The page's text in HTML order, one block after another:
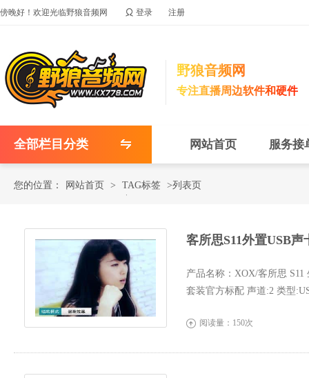
傍晚好！欢迎光临野狼音频网  登录 注册
野狼音频网
专注直播周边软件和硬件
全部栏目分类 网站首页 服务接
您的位置： 网站首页 > TAG标签 >列表页
客所思S11外置USB
产品名称：XOX/客所思
套装官方标配 声道:2 类型
 阅读量：150次